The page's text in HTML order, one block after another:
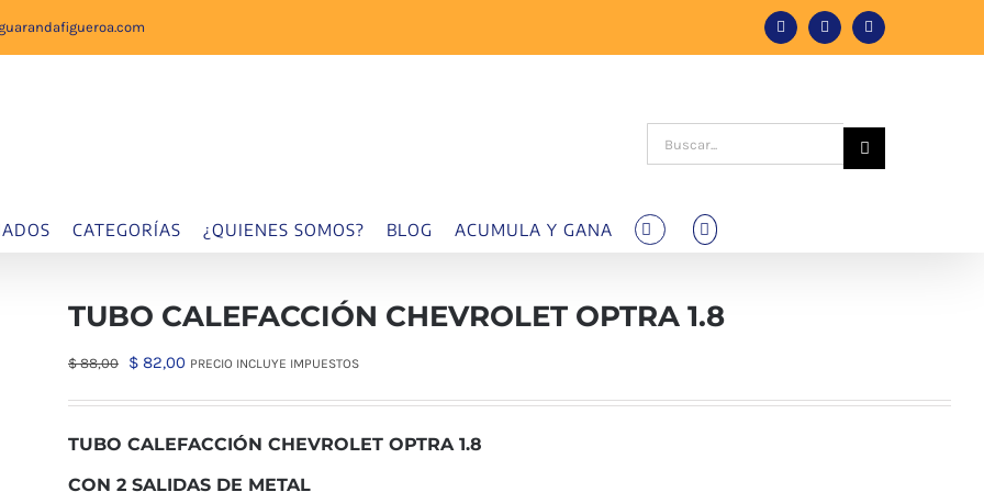
FacebookInstagramTiktok
Buscar:
CATEGORÍAS ¿QUIENES SOMOS? BLOG ACUMULA Y GANA
TUBO CALEFACCIÓN CHEVROLET OPTRA 1.8
$88,00
El
era:
$ 88,00.
$ 82,00El
es:
$ 82,00.
PRECIO INCLUYE IMPUESTOS
TUBO CALEFACCIÓN CHEVROLET OPTRA 1.8
CON 2 SALIDAS DE METAL